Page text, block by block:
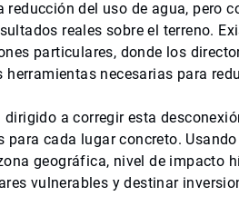
del uso de agua, pero
reales sobre el terreno.
particulares, donde los
necesarias para
a corregir esta
cada lugar concreto.
geográfica, nivel de impacto
vulnerables y destinar